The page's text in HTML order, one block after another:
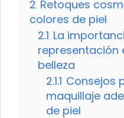
2 Retoques
colores de piel
2.1 La
representación
belleza
2.1.1 Consejos
maquillaje
de piel